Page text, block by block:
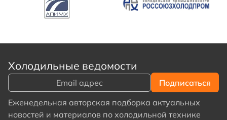
Холодильные ведомости
Еженедельная авторская подборка актуальных
новостей и материалов по холодильной технике